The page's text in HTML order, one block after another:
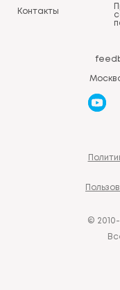
Контакты
©